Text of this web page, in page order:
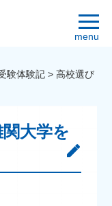
menu
験体験記 >高校選び
大学を